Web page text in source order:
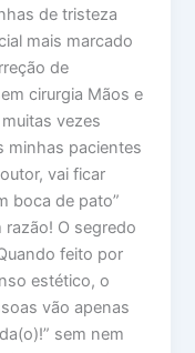
de tristeza
mais marcado
de
cirurgia Mãos e
vezes
minhas pacientes
vai ficar
boca de pato”
razão! O segredo
feito por
estético, o
vão apenas
sem nem